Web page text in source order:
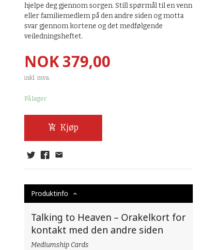
hjelpe deg gjennom sorgen. Still spørmål til en venn
eller familiemedlem på den andre siden og motta
svar gjennom kortene og det medfølgende
veiledningsheftet.
Pris
NOK379,00
inkl. mva.
På lager
Kjøp
Produktinfo
Talking to Heaven – Orakelkort for
kontakt med den andre siden
Mediumship Cards